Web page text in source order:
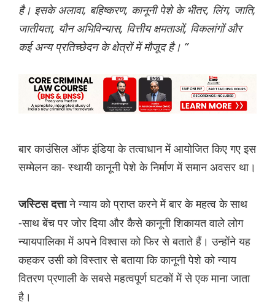
है। इसके अलावा, बहिष्करण, कानूनी पेशे के भीतर, लिंग, जाति,
जातीयता, यौन अभिविन्यास, वित्तीय क्षमताओं, विकलांगों और
कई अन्य प्रतिच्छेदन के क्षेत्रों में मौजूद है। ”
बार काउंसिल ऑफ इंडिया के तत्वाधान में आयोजित किए गए इस
सम्मेलन का- स्थायी कानूनी पेशे के निर्माण में समान अवसर था।
जस्टिस दत्ताने न्याय को प्राप्त करने में बार के महत्व के साथ
-साथ बेंच पर जोर दिया और कैसे कानूनी शिकायत वाले लोग
न्यायपालिका में अपने विश्वास को फिर से बताते हैं। उन्होंने यह
कहकर उसी को विस्तार से बताया कि कानूनी पेशे को न्याय
वितरण प्रणाली के सबसे महत्वपूर्ण घटकों में से एक माना जाता
है।